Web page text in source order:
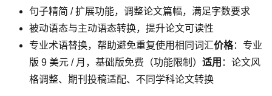
句子精简 / 扩展功能，调整论文篇幅，满足字数要求
被动语态与主动语态转换，提升论文可读性
专业术语替换，帮助避免重复使用相同词汇价格：专业
版 9 美元 / 月，基础版免费（功能限制） 适用 ：论文风
格调整、期刊投稿适配、不同学科论文转换